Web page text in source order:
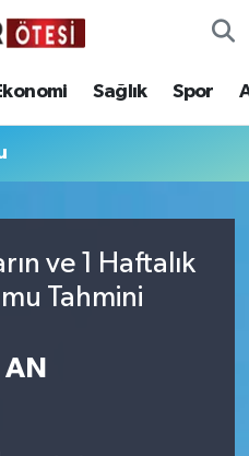
Sağlık Spor
ve 1 Haftalık
Tahmini
Haritası
ve Fikstür